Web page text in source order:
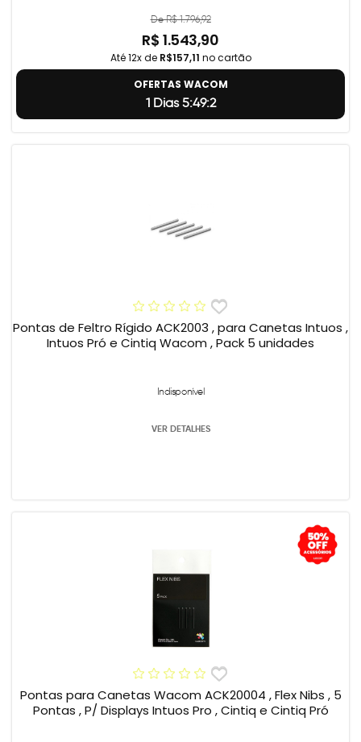
De R$ 1.796,92
R$ 1.543,90
Até 12x de R$157,11 no cartão
OFERTAS WACOM
1 Dias 5:49:2
Pontas de Feltro Rígido ACK2003 , para Canetas Intuos ,
Intuos Pró e Cintiq Wacom , Pack 5 unidades
Indisponível
VER DETALHES
Pontas para Canetas Wacom ACK20004 , Flex Nibs , 5
Pontas , P/ Displays Intuos Pro , Cintiq e Cintiq Pró